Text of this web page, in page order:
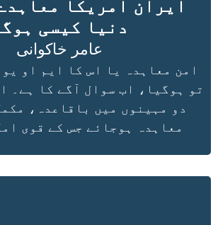
ایران امریکا
دنیا کیسی
عامر خاکوانی
امن معاہدہ یا اس کا ایم او
تو ہوگیا، اب سوال آگے کا ہے۔
دو مہینوں میں باقاعدہ،
معاہدہ ہوجائے جس کے قوی